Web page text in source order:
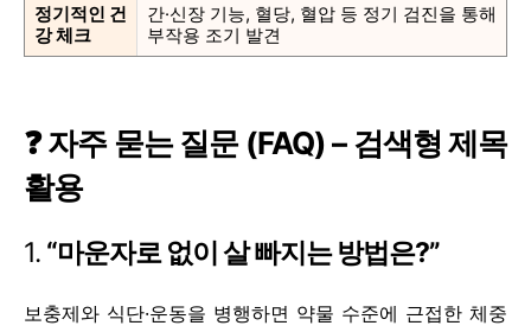
정기적인 건
강 체크
간·신장 기능, 혈당, 혈압 등 정기 검진을 통해
부작용 조기 발견
❓ 자주 묻는 질문 (FAQ) – 검색형 제목
활용
1. “마운자로 없이 살 빠지는 방법은?”
보충제와 식단·운동을 병행하면 약물 수준에 근접한 체중